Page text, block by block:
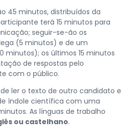
45 minutos, distribuídos da
terá 15 minutos para
seguir-se-ão os
(5 minutos) e de um
minutos); os últimos 15 minutos
de respostas pelo
com o público.
ler o texto de outro candidato e
índole científica com uma
As línguas de trabalho
ou castelhano.